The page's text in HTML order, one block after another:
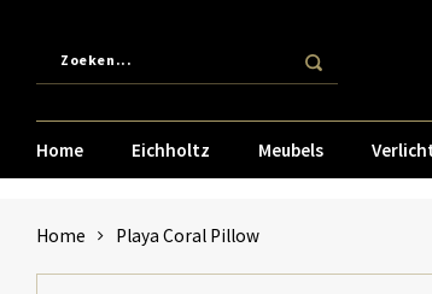
Home Eichholtz Meubels
Home Playa Coral Pillow